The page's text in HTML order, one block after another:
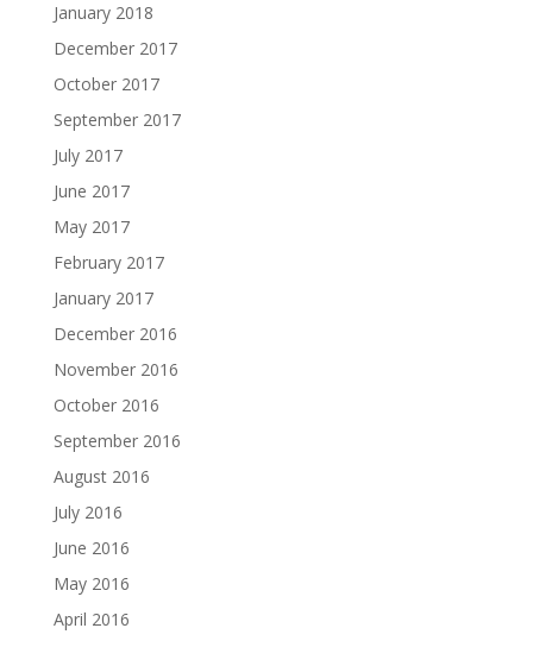
January 2018
December 2017
October 2017
September 2017
July 2017
June 2017
May 2017
February 2017
January 2017
December 2016
November 2016
October 2016
September 2016
August 2016
July 2016
June 2016
May 2016
April 2016